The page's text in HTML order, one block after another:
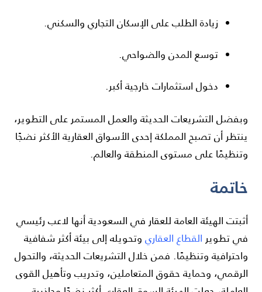
زيادة الطلب على الإسكان التجاري والسكني.
توسع المدن والضواحي.
دخول استثمارات خارجية أكبر.
وبفضل التشريعات الحديثة والعمل المستمر على التطوير،
ينتظر أن تصبح المملكة إحدى الأسواق العقارية الأكثر نضجًا
وتنظيمًا على مستوى المنطقة والعالم.
خاتمة
أثبتت الهيئة العامة للعقار في السعودية أنها لاعب رئيسي
في تطوير القطاع العقاري وتحويله إلى بيئة أكثر شفافية
واحترافية وتنظيمًا. فمن خلال التشريعات الحديثة، والتحول
الرقمي، وحماية حقوق المتعاملين، وتدريب وتأهيل القوى